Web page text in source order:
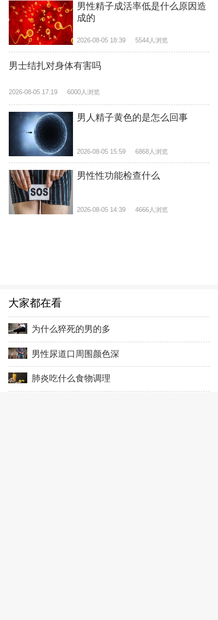
男性精子成活率低是什么原因造
成的
2026-08-05 18:39 5544人浏览
男士结扎对身体有害吗
2026-08-05 17:19 6000人浏览
男人精子黄色的是怎么回事
2026-08-05 15:59 6868人浏览
男性性功能检查什么
2026-08-05 14:39 4666人浏览
大家都在看
为什么猝死的男的多
男性尿道口周围颜色深
肺炎吃什么食物调理